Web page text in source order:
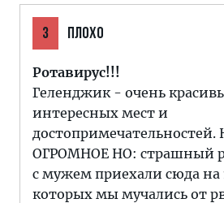
3 ПЛОХО
Ротавирус!!!
Геленджик - очень
интересных мест и
достопримечательностей.
ОГРОМНОЕ НО: страшный
с мужем приехали сюда на
которых мы мучались от